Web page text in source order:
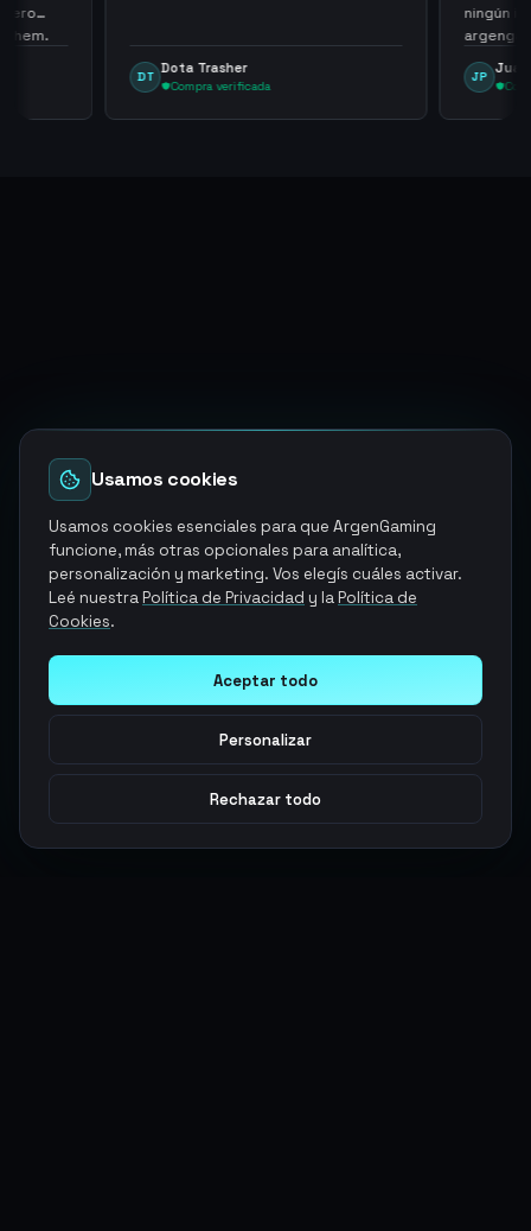
zero
them.
DT
Dota Trasher
Compra verificada
ningún
JP
Juan
Usamos cookies
Usamos cookies esenciales para que ArgenGaming
funcione, más otras opcionales para analítica,
personalización y marketing. Vos elegís cuáles activar.
Leé nuestraPolítica de Privacidad y laPolítica de
Cookies.
Aceptar todo
Personalizar
Rechazar todo